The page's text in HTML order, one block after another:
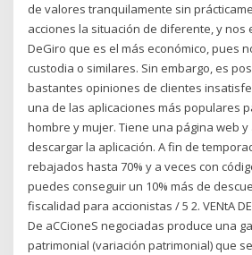
de valores tranquilamente sin
acciones la situación de diferente, y nos
DeGiro que es el más económico, pues
custodia o similares. Sin embargo, es
bastantes opiniones de clientes
una de las aplicaciones más populares
hombre y mujer. Tiene una página web
descargar la aplicación. A fin de
rebajados hasta 70% y a veces con
puedes conseguir un 10% más de
fiscalidad para accionistas / 5 2. VENtA DE
De aCCioneS negociadas produce una
patrimonial (variación patrimonial) que